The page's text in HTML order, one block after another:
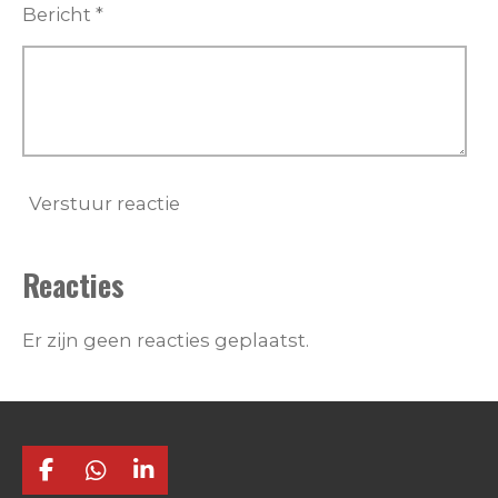
Bericht *
Verstuur reactie
Reacties
Er zijn geen reacties geplaatst.
F
W
L